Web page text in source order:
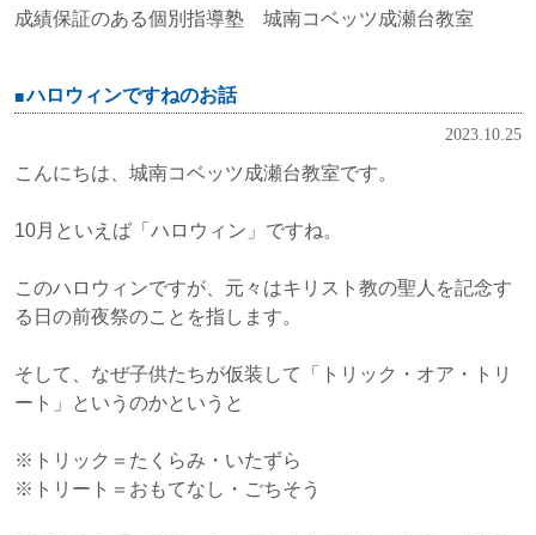
成績保証のある個別指導塾 城南コベッツ成瀬台教室
ハロウィンですねのお話
2023.10.25
こんにちは、城南コベッツ成瀬台教室です。
10月といえば「ハロウィン」ですね。
このハロウィンですが、元々はキリスト教の聖人を記念す
る日の前夜祭のことを指します。
そして、なぜ子供たちが仮装して「トリック・オア・トリ
ート」というのかというと
※トリック＝たくらみ・いたずら
※トリート＝おもてなし・ごちそう